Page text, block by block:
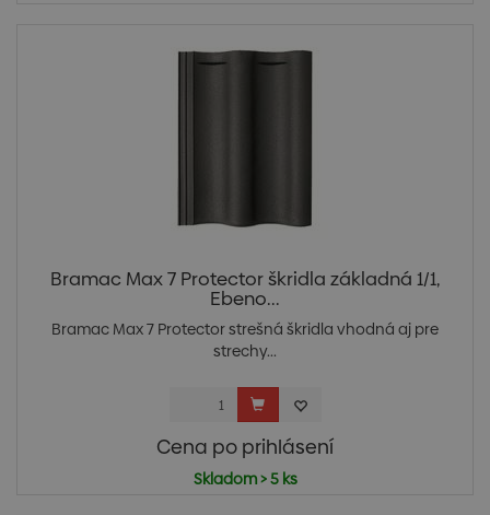
Bramac Max 7 Protector škridla základná 1/1,
Ebeno...
Bramac Max 7 Protector strešná škridla vhodná aj pre
strechy...
Cena po prihlásení
Skladom > 5 ks